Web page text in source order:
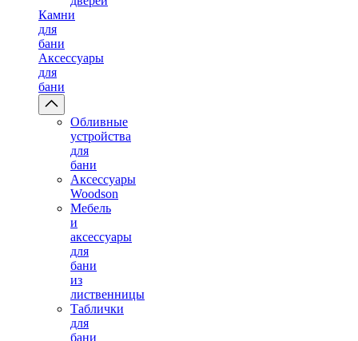
Камни
для
бани
Аксессуары
для
бани
Обливные
устройства
для
бани
Аксессуары
Woodson
Мебель
и
аксессуары
для
бани
из
лиственницы
Таблички
для
бани